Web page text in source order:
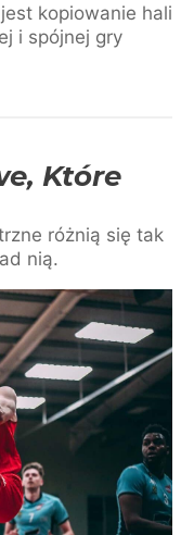
kopiowanie hali
i spójnej gry
Które
różnią się tak
nią.